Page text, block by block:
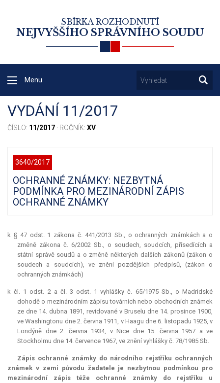
SBÍRKA ROZHODNUTÍ
NEJVYŠŠÍHO SPRÁVNÍHO SOUDU
Menu
VYDÁNÍ 11/2017
ČÍSLO: 11/2017 · ROČNÍK: XV
3640/2017
OCHRANNÉ ZNÁMKY: NEZBYTNÁ
PODMÍNKA PRO MEZINÁRODNÍ ZÁPIS
OCHRANNÉ ZNÁMKY
k § 47 odst. 1 zákona č. 441/2013 Sb., o ochranných známkách a o
změně zákona č. 6/2002 Sb., o soudech, soudcích, přísedících a
státní správě soudů a o změně některých dalších zákonů (zákon o
soudech a soudcích), ve znění pozdějších předpisů, (zákon o
ochranných známkách)
k čl. 1 odst. 2 a čl. 3 odst. 1 vyhlášky č. 65/1975 Sb., o Madridské
dohodě o mezinárodním zápisu továrních nebo obchodních známek
ze dne 14. dubna 1891, revidované v Bruselu dne 14. prosince 1900,
ve Washingtonu dne 2. června 1911, v Haagu dne 6. listopadu 1925, v
Londýně dne 2. června 1934, v Nice dne 15. června 1957 a ve
Stockholmu dne 14. července 1967, ve znění vyhlášky č. 78/1985 Sb.
Zápis ochranné známky do národního rejstříku ochranných
známek v zemi původu žadatele je nezbytnou podmínkou pro
mezinárodní zápis téže ochranné známky do rejstříku u